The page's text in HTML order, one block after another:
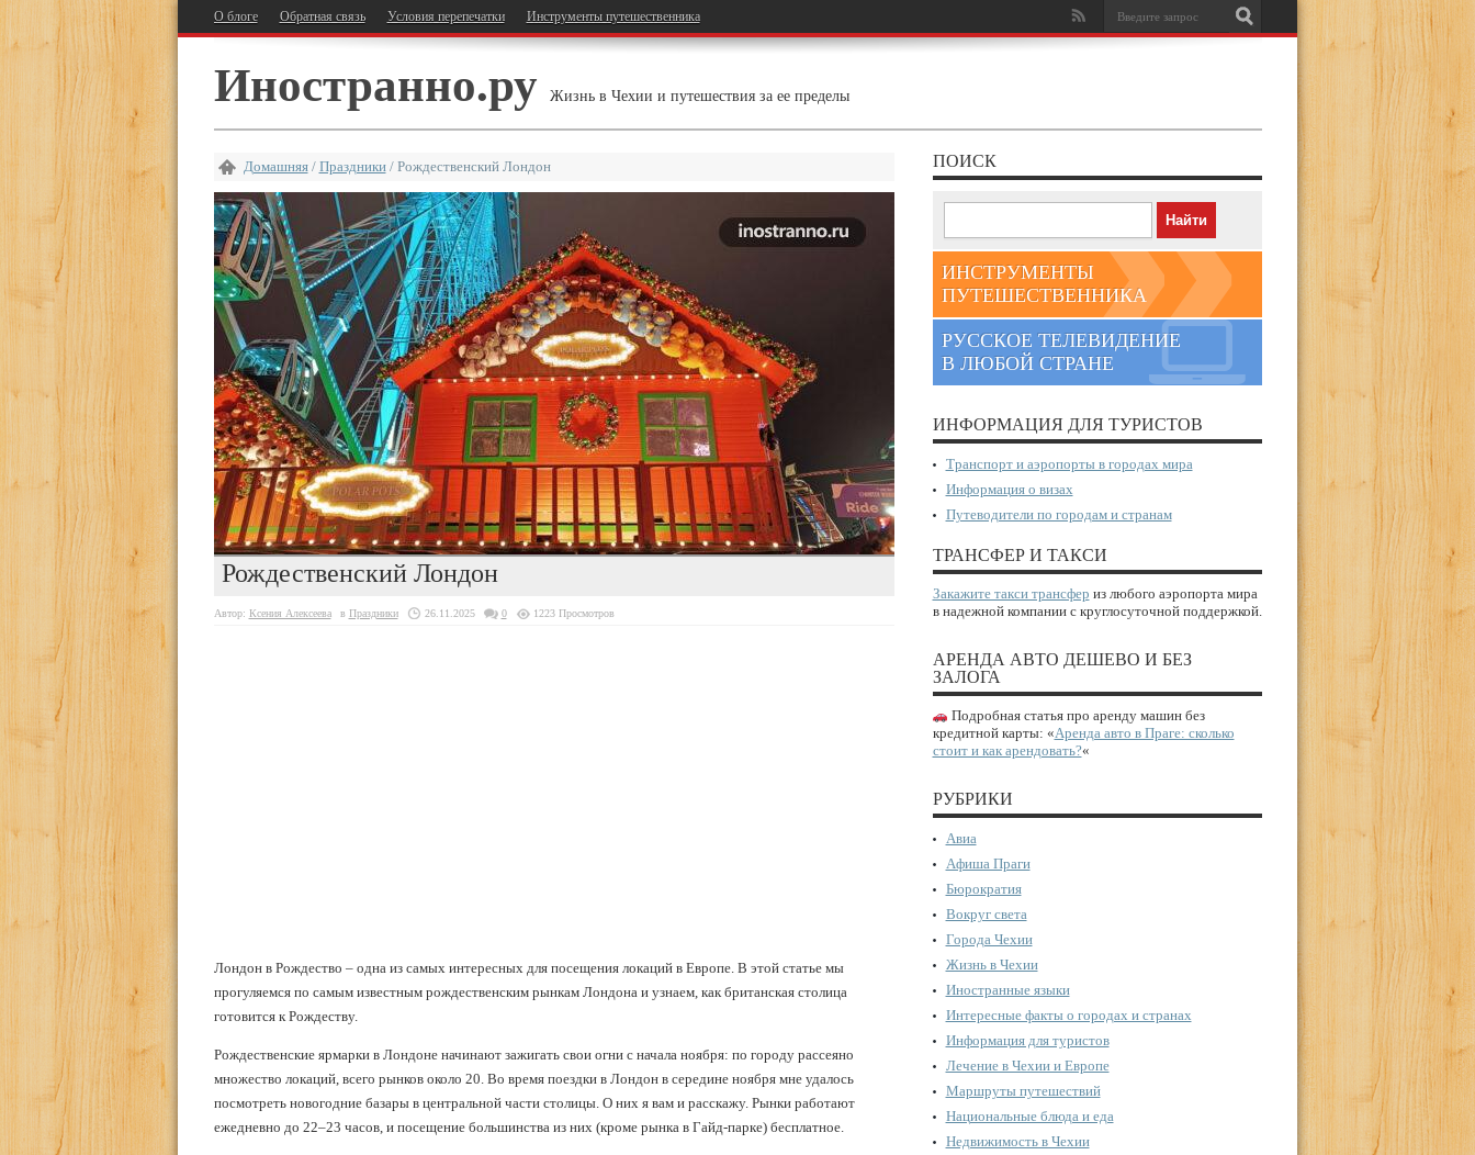
О блоге Обратная связь Условия перепечатки Инструменты путешественника
Иностранно.ру Жизнь в Чехии и путешествия за ее пределы
Домашняя/ Праздники/ Рождественский Лондон
Рождественский Лондон
Автор: Ксения Алексеева в Праздники 26.11.2025 0 1223 Просмотров
Лондон в Рождество – одна из самых интересных для посещения локаций в Европе. В этой статье мы
прогуляемся по самым известным рождественским рынкам Лондона и узнаем, как британская столица
готовится к Рождеству.
Рождественские ярмарки в Лондоне начинают зажигать свои огни с начала ноября: по городу рассеяно
множество локаций, всего рынков около 20. Во время поездки в Лондон в середине ноября мне удалось
посмотреть новогодние базары в центральной части столицы. О них я вам и расскажу. Рынки работают
ежедневно до 22–23 часов, и посещение большинства из них (кроме рынка в Гайд-парке) бесплатное.
ПОИСК
ИНСТРУМЕНТЫ
ПУТЕШЕСТВЕННИКА
РУССКОЕ ТЕЛЕВИДЕНИЕ
В ЛЮБОЙ СТРАНЕ
ИНФОРМАЦИЯ ДЛЯ ТУРИСТОВ
Транспорт и аэропорты в городах мира
Информация о визах
Путеводители по городам и странам
ТРАНСФЕР И ТАКСИ
Закажите такси трансфер из любого аэропорта мира
в надежной компании с круглосуточной поддержкой.
АРЕНДА АВТО ДЕШЕВО И БЕЗ
ЗАЛОГА
Подробная статья про аренду машин без
кредитной карты: «Аренда авто в Праге: сколько
стоит и как арендовать?«
РУБРИКИ
Авиа
Афиша Праги
Бюрократия
Вокруг света
Города Чехии
Жизнь в Чехии
Иностранные языки
Интересные факты о городах и странах
Информация для туристов
Лечение в Чехии и Европе
Маршруты путешествий
Национальные блюда и еда
Недвижимость в Чехии